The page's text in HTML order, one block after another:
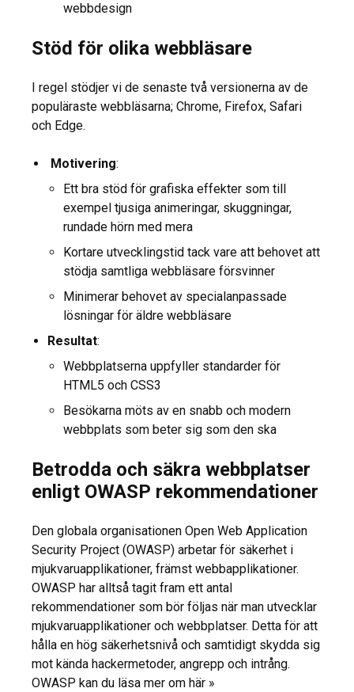
webbdesign
Stöd för olika webbläsare
I regel stödjer vi de senaste två versionerna av de
populäraste webbläsarna; Chrome, Firefox, Safari
och Edge.
Motivering:
Ett bra stöd för grafiska effekter som till
exempel tjusiga animeringar, skuggningar,
rundade hörn med mera
Kortare utvecklingstid tack vare att behovet att
stödja samtliga webbläsare försvinner
Minimerar behovet av specialanpassade
lösningar för äldre webbläsare
Resultat:
Webbplatserna uppfyller standarder för
HTML5 och CSS3
Besökarna möts av en snabb och modern
webbplats som beter sig som den ska
Betrodda och säkra webbplatser
enligt OWASP rekommendationer
Den globala organisationen Open Web Application
Security Project (OWASP) arbetar för säkerhet i
mjukvaruapplikationer, främst webbapplikationer.
OWASP har alltså tagit fram ett antal
rekommendationer som bör följas när man utvecklar
mjukvaruapplikationer och webbplatser. Detta för att
hålla en hög säkerhetsnivå och samtidigt skydda sig
mot kända hackermetoder, angrepp och intrång.
OWASP kan du läsa mer om här »